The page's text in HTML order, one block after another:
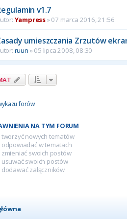
v1.7
Yampress» 07 marca 2016, 21:56
umieszczania Zrzutów
ruun » 05 lipca 2008, 08:30
forów
NA TYM FORUM
tworzyć nowych tematów
odpowiadać w tematach
zmieniać swoich postów
usuwać swoich postów
dodawać załączników